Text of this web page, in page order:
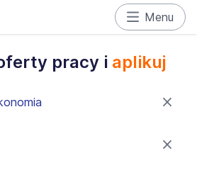
Menu
pracy i aplikuj